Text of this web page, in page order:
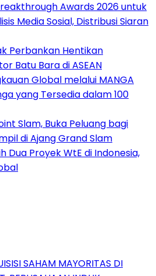
Awards 2026 untuk
Media Sosial, Distribusi Siaran
Perbankan Hentikan
Batu Bara di ASEAN
Global melalui MANGA
yang Tersedia dalam 100
Slam, Buka Peluang bagi
di Ajang Grand Slam
Dua Proyek WtE di Indonesia,
SAHAM MAYORITAS DI